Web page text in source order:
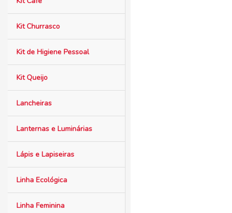
Kit Churrasco
Kit de Higiene Pessoal
Kit Queijo
Lancheiras
Lanternas e Luminárias
Lápis e Lapiseiras
Linha Ecológica
Linha Feminina